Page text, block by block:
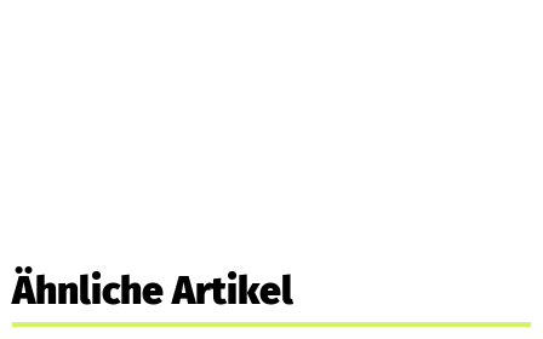
Ähnliche Artikel